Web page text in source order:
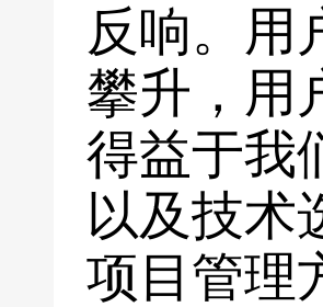
反响。用
攀升，用
得益于我
以及技术
项目管理